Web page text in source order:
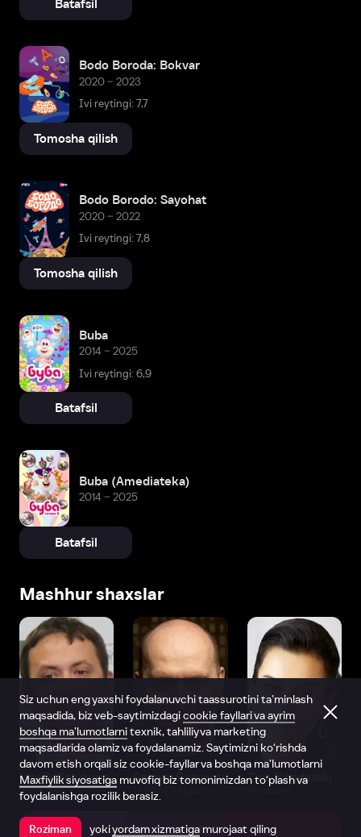
Batafsil
Bodo Boroda: Bokvar
2020 – 2023
Ivi reytingi: 7,7
Tomosha qilish
Bodo Borodo: Sayohat
2020 – 2022
Ivi reytingi: 7,8
Tomosha qilish
Buba
2014 – 2025
Ivi reytingi: 6,9
Batafsil
Buba (Amediateka)
2014 – 2025
Batafsil
Mashhur shaxslar
Vitaliy Shlyappo
Produser
Sergey Burunov
Dublyaj aktyori
Tina Kandelaki
Ilovada ochish
Siz uchun eng yaxshi foydalanuvchi taassurotini ta’minlash
maqsadida, biz veb-saytimizdagicookie fayllari va ayrim
boshqa ma’lumotlarnitexnik, tahliliy va marketing
maqsadlarida olamiz va foydalanamiz. Saytimizni ko‘rishda
davom etish orqali siz cookie-fayllar va boshqa ma’lumotlarni
Maxfiylik siyosatiga muvofiq biz tomonimizdan to‘plash va
foydalanishga rozilik berasiz.
Roziman yokiyordam xizmatiga murojaat qiling